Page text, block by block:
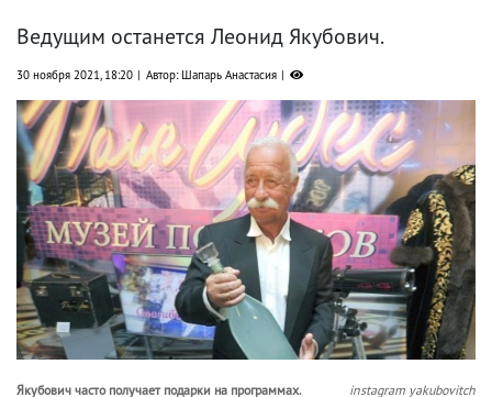
Ведущим останется Леонид Якубович.
30 ноября 2021, 18:20 Автор: Шапарь Анастасия
Якубович часто получает подарки на программах. instagram yakubovitch